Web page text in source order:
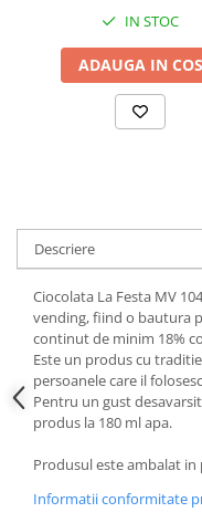
IN STOC
ADAUGA IN COS
Descriere
Ciocolata La Festa MV
vending, fiind o bautura
continut de minim 18%
Este un produs cu
persoanele care il
Pentru un gust
produs la 180 ml apa.
Produsul este ambalat in
Informatii conformitate